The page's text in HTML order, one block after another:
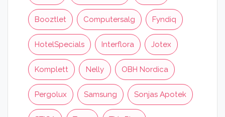
Booztlet Computersalg Fyndiq
HotelSpecials Interflora Jotex
Komplett Nelly OBH Nordica
Pergolux Samsung Sonjas Apotek